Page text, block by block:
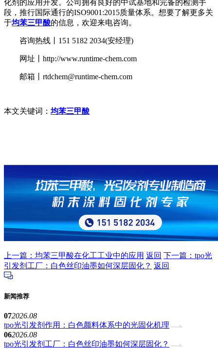
化剂的应用开发。公司拥有良好的中试基地和完备的检测手
段，推行国际通行的ISO9001:2015质量体系。想要了解更多关
于均苯三甲酸的信息，欢迎来电咨询。
咨询热线丨151 5182 2034(安经理)
网址丨http://www.runtime-chem.com
邮箱丨rtdchem@runtime-chem.com
本文关键词： 均苯三甲酸
上一篇：均苯三甲酸在化工工业中的应用 返回 下一篇：tpo光
引发剂工厂：白色丝印油墨如何深层固化？ 返回
新闻推荐
072026.08
tpo光引发剂作用：白色颜料体系中的光固化机理
062026.08
tpo光引发剂工厂：白色丝印油墨如何深层固化？